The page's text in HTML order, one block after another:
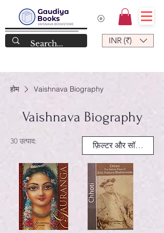
INR (₹)
होम Vaishnava Biography
Vaishnava Biography
30 उत्पाद: फ़िल्टर और सॉर्ट करें